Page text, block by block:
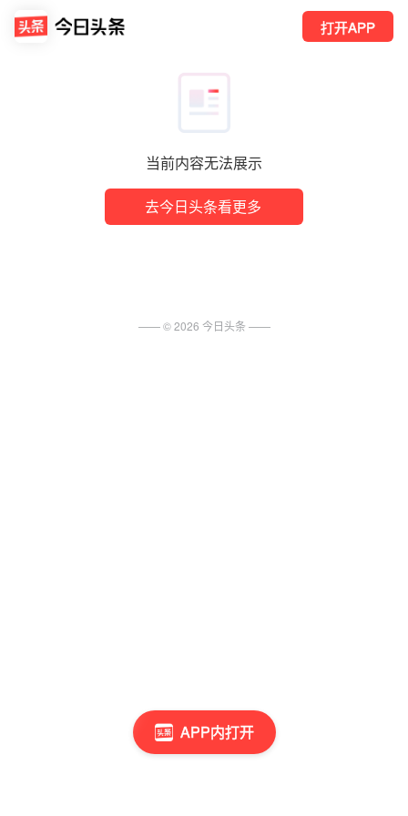
当前内容无法展示
去今日头条看更多
打开APP
APP内打开
—— ©2026 今日头条 ——